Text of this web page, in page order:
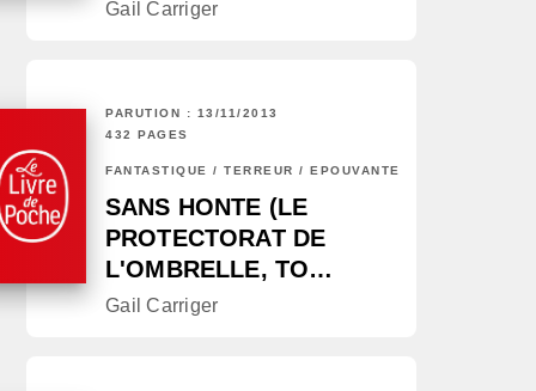
Gail Carriger
PARUTION : 13/11/2013
432 PAGES
FANTASTIQUE / TERREUR / EPOUVANTE
SANS HONTE (LE
PROTECTORAT DE
L'OMBRELLE, TO…
Gail Carriger